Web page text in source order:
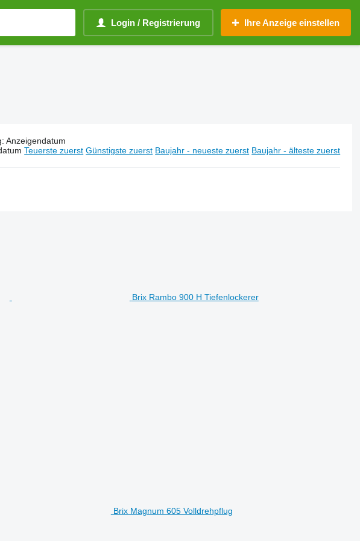
Login / Registrierung Ihre Anzeige einstellen
: Anzeigendatum
Teuerste zuerst Günstigste zuerst Baujahr - neueste zuerst Baujahr - älteste zuerst
Brix Rambo 900 H Tiefenlockerer
Brix Magnum 605 Volldrehpflug